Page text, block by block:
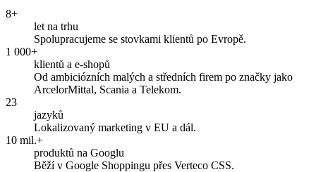
8+
let na trhu
Spolupracujeme se stovkami klientů po Evropě.
1 000+
klientů a e-shopů
Od ambiciózních malých a středních firem po značky jako
ArcelorMittal, Scania a Telekom.
23
jazyků
Lokalizovaný marketing v EU a dál.
10 mil.+
produktů na Googlu
Běží v Google Shoppingu přes Verteco CSS.